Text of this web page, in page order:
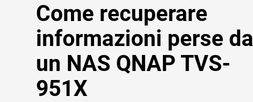
Come recuperare
informazioni perse da
un NAS QNAP TVS-
951X